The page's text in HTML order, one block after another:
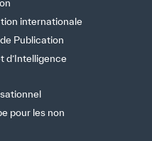
internationale
Publication
d’Intelligence
pour les non